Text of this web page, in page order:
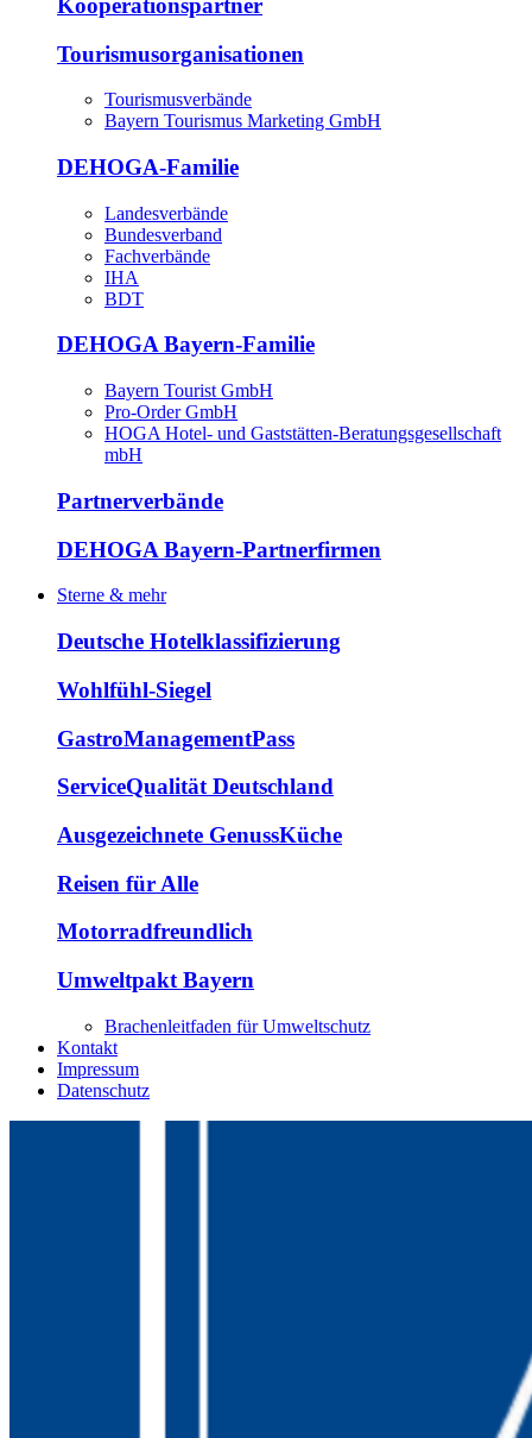
Kooperationspartner
Tourismusorganisationen
Tourismusverbände
Bayern Tourismus Marketing GmbH
DEHOGA-Familie
Landesverbände
Bundesverband
Fachverbände
IHA
BDT
DEHOGA Bayern-Familie
Bayern Tourist GmbH
Pro-Order GmbH
HOGA Hotel- und Gaststätten-Beratungsgesellschaft
mbH
Partnerverbände
DEHOGA Bayern-Partnerfirmen
Sterne & mehr
Deutsche Hotelklassifizierung
Wohlfühl-Siegel
GastroManagementPass
ServiceQualität Deutschland
Ausgezeichnete GenussKüche
Reisen für Alle
Motorradfreundlich
Umweltpakt Bayern
Brachenleitfaden für Umweltschutz
Kontakt
Impressum
Datenschutz